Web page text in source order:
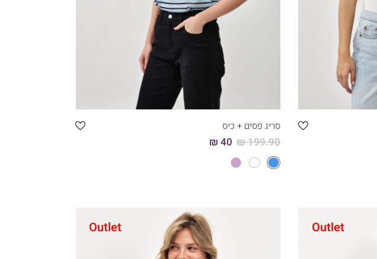
1
3
5
קני עכשיו
סריג פסים + כיס
40 ₪ 199.90 ₪
Outlet
Outlet